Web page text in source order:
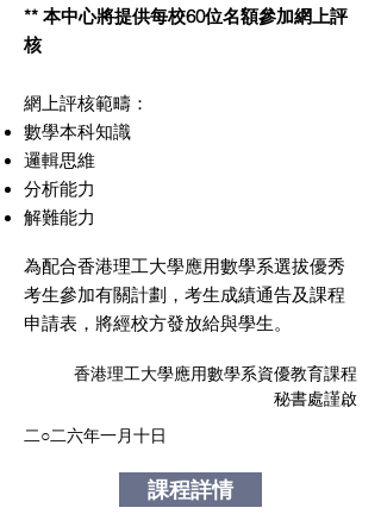
** 本中心將提供每校60位名額參加網上評
核
網上評核範疇：
數學本科知識
邏輯思維
分析能力
解難能力
為配合香港理工大學應用數學系選拔優秀
考生參加有關計劃，考生成績通告及課程
申請表，將經校方發放給與學生。
香港理工大學應用數學系資優教育課程
秘書處謹啟
二○二六年一月十日
課程詳情